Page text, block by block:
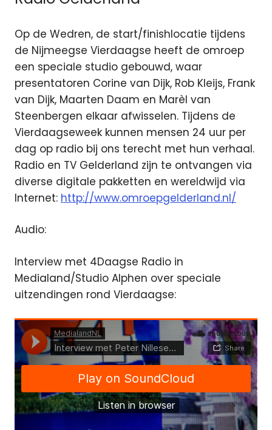
Op de Wedren, de start/finishlocatie tijdens
de Nijmeegse Vierdaagse heeft de omroep
een speciale studio gebouwd, waar
presentatoren Corine van Dijk, Rob Kleijs, Frank
van Dijk, Maarten Daam en Marèl van
Steenbergen elkaar afwisselen. Tijdens de
Vierdaagseweek kunnen mensen 24 uur per
dag op radio bij ons terecht met hun verhaal.
Radio en TV Gelderland zijn te ontvangen via
diverse digitale pakketten en wereldwijd via
Internet: http://www.omroepgelderland.nl/
Audio:
Interview met 4Daagse Radio in
Medialand/Studio Alphen over speciale
uitzendingen rond Vierdaagse: